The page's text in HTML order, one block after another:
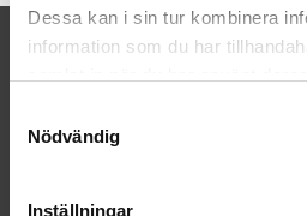
Dessa kan i sin tur kombinera
information som du har
Nödvändig
Inställningar
KONTAKTA OSS
kontakt@symaskinsboden.se
Tel. 018-150525